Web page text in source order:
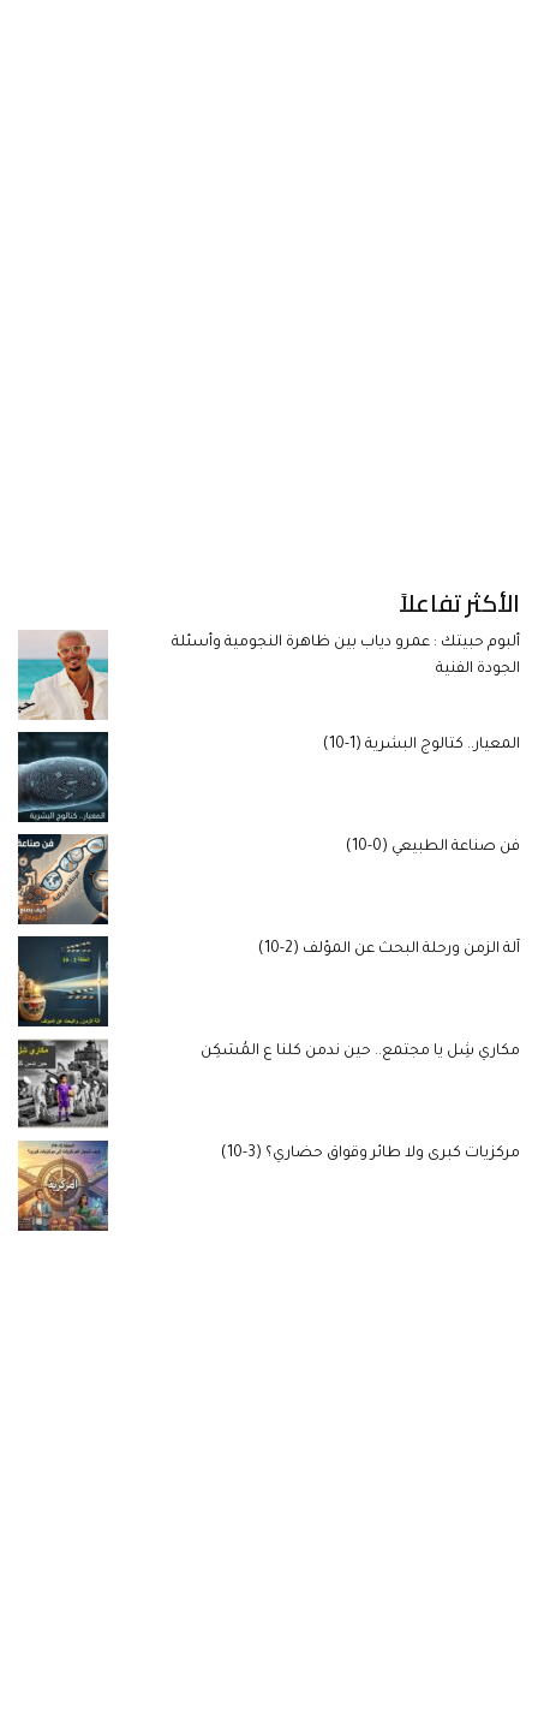
الأكثر تفاعلاً
ألبوم حبيتك : عمرو دياب بين ظاهرة النجومية وأسئلة
الجودة الفنية
المعيار.. كتالوج البشرية (1-10)
فن صناعة الطبيعي (0-10)
آلة الزمن ورحلة البحث عن المؤلف (2-10)
مكاري شِل يا مجتمع.. حين ندمن كلنا ع المُسَكِن
مركزيات كبرى ولا طائر وقواق حضاري؟ (3-10)